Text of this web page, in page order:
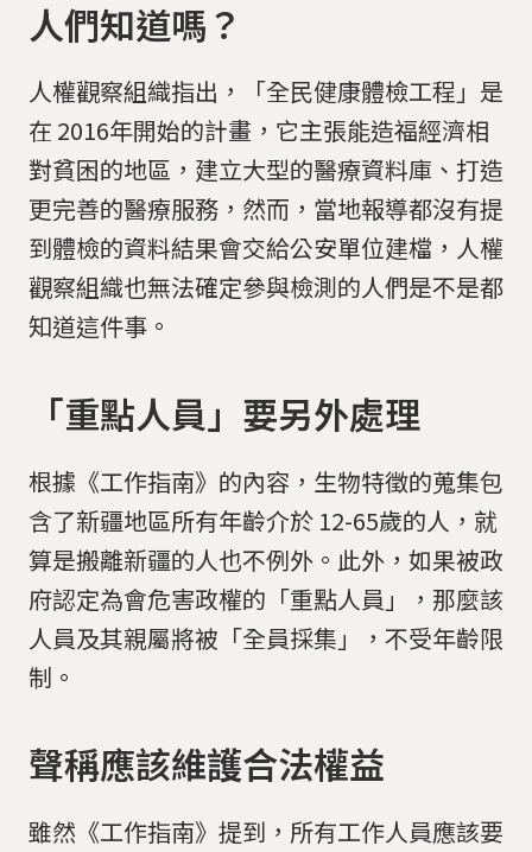
人們知道嗎？
人權觀察組織指出，「全民健康體檢工程」是
在 2016年開始的計畫，它主張能造福經濟相
對貧困的地區，建立大型的醫療資料庫、打造
更完善的醫療服務，然而，當地報導都沒有提
到體檢的資料結果會交給公安單位建檔，人權
觀察組織也無法確定參與檢測的人們是不是都
知道這件事。
「重點人員」要另外處理
根據《工作指南》的內容，生物特徵的蒐集包
含了新疆地區所有年齡介於 12-65歲的人，就
算是搬離新疆的人也不例外。此外，如果被政
府認定為會危害政權的「重點人員」，那麼該
人員及其親屬將被「全員採集」，不受年齡限
制。
聲稱應該維護合法權益
雖然《工作指南》提到，所有工作人員應該要